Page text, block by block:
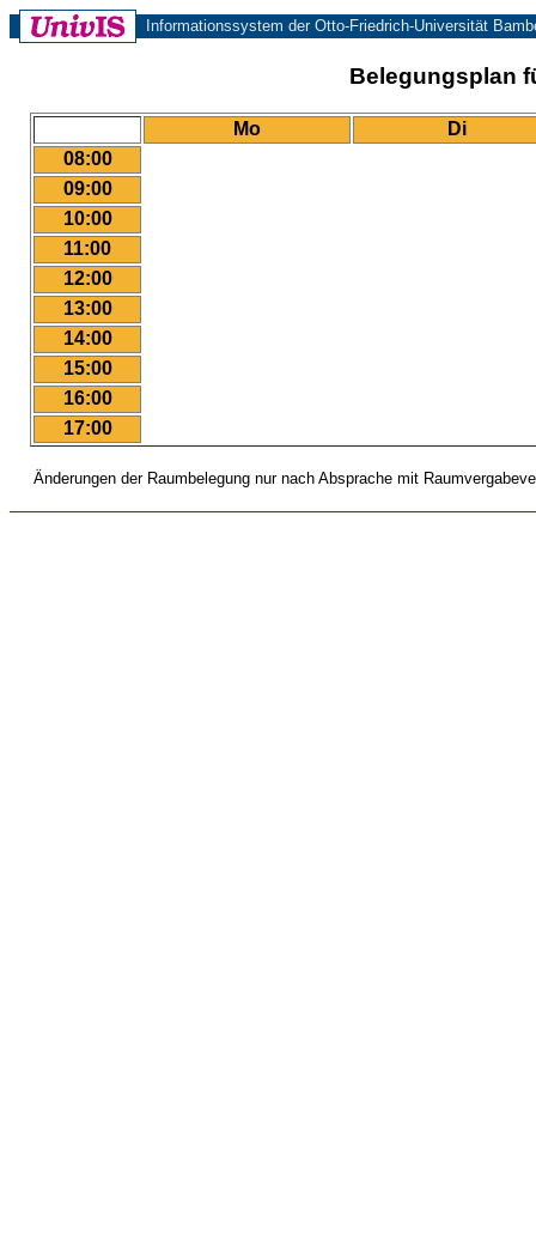
Informationssystem der Otto-Friedrich-Universität
Belegungsplan
Mo
Di
08:00
09:00
10:00
11:00
12:00
13:00
14:00
15:00
16:00
17:00
Änderungen der Raumbelegung nur nach Absprache mit